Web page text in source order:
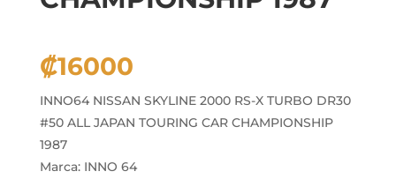
₡16000
INNO64 NISSAN SKYLINE 2000 RS-X TURBO DR30
#50 ALL JAPAN TOURING CAR CHAMPIONSHIP
1987
Marca: INNO 64